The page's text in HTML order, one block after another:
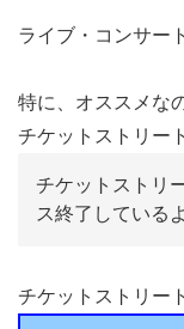
ライブ・コンサー
特に、オススメな
チケットストリー
チケットストリ
ス終了している
チケットストリー